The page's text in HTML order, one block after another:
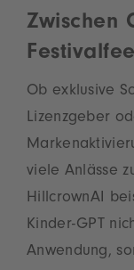
Zwischen
Ob exklusive
Lizenzgeber
viele Anlässe
HillcrownAI
Kinder-GPT
Anwendung,